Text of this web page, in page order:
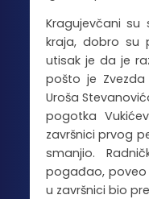
Kragujevčani
kraja, dobro su
utisak je da je
pošto je Zvezda
Uroša
pogotka
završnici prvog
smanjio.
pogađao, poveo
u završnici bio